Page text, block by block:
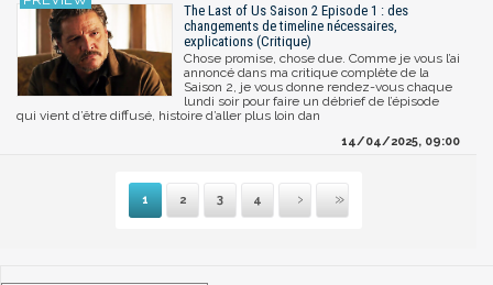
The Last of Us Saison 2 Episode 1 : des
changements de timeline nécessaires,
explications (Critique)
Chose promise, chose due. Comme je vous l’ai
annoncé dans ma critique complète de la
Saison 2, je vous donne rendez-vous chaque
lundi soir pour faire un débrief de l’épisode
qui vient d’être diffusé, histoire d’aller plus loin dan
14/04/2025, 09:00
1 2 3 4
Suivante
Dernière